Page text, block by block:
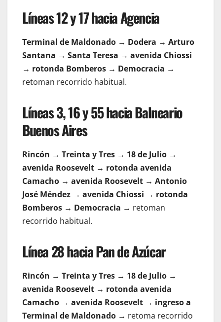
Líneas 12 y 17 hacia Agencia
Terminal de Maldonado → Dodera → Arturo
Santana → Santa Teresa → avenida Chiossi
→ rotonda Bomberos → Democracia →
retoman recorrido habitual.
Líneas 3, 16 y 55 hacia Balneario
Buenos Aires
Rincón → Treinta y Tres → 18 de Julio →
avenida Roosevelt → rotonda avenida
Camacho → avenida Roosevelt → Antonio
José Méndez → avenida Chiossi → rotonda
Bomberos → Democracia → retoman
recorrido habitual.
Línea 28 hacia Pan de Azúcar
Rincón → Treinta y Tres → 18 de Julio →
avenida Roosevelt → rotonda avenida
Camacho → avenida Roosevelt → ingreso a
Terminal de Maldonado → retoma recorrido